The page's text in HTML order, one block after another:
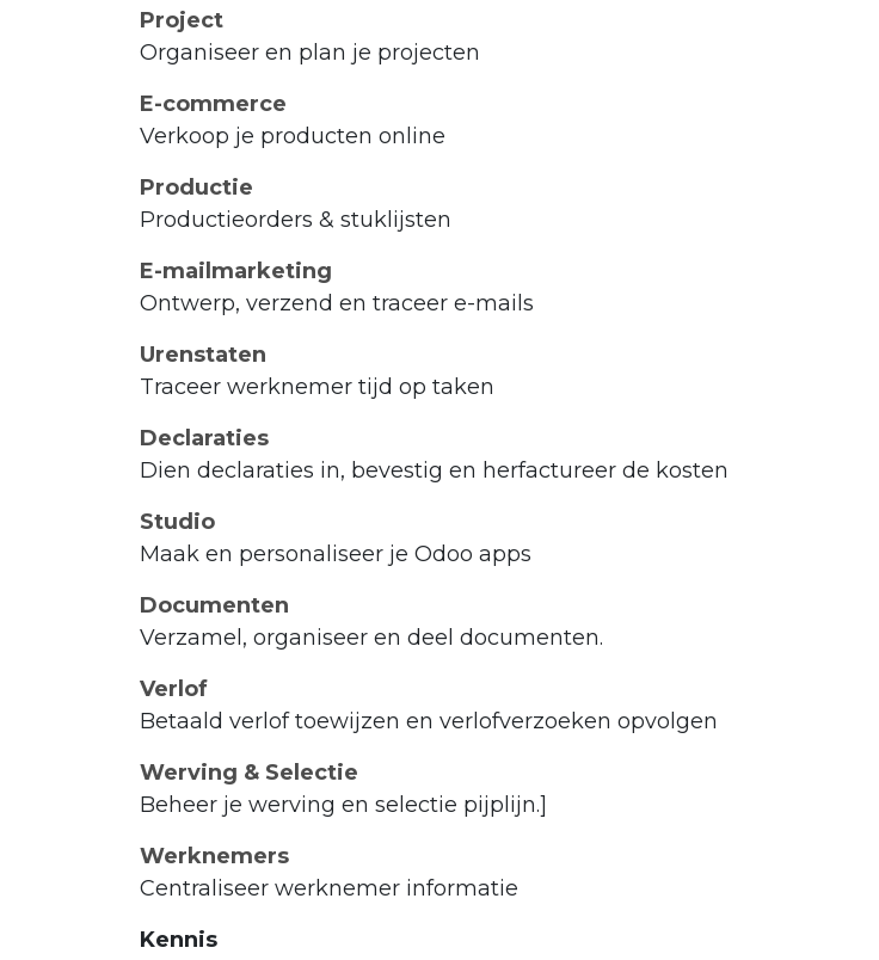
Project
Organiseer en plan je projecten
E-commerce
Verkoop je producten online
Productie
Productieorders & stuklijsten
E-mailmarketing
Ontwerp, verzend en traceer e-mails
Urenstaten
Traceer werknemer tijd op taken
Declaraties
Dien declaraties in, bevestig en herfactureer de kosten
Studio
Maak en personaliseer je Odoo apps
Documenten
Verzamel, organiseer en deel documenten.
Verlof
Betaald verlof toewijzen en verlofverzoeken opvolgen
Werving & Selectie
Beheer je werving en selectie pijplijn.]
Werknemers
Centraliseer werknemer informatie
Kennis